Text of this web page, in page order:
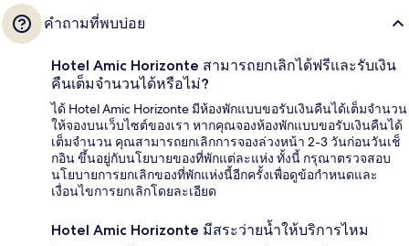
คำถามที่พบบ่อย
Hotel Amic Horizonte สามารถยกเลิกได้ฟรีและรับเงิน
คืนเต็มจำนวนได้หรือไม่?
ได้ Hotel Amic Horizonte มีห้องพักแบบขอรับเงินคืนได้เต็มจำนวน
ให้จองบนเว็บไซต์ของเรา หากคุณจองห้องพักแบบขอรับเงินคืนได้
เต็มจำนวน คุณสามารถยกเลิกการจองล่วงหน้า 2-3 วันก่อนวันเช็
กอิน ขึ้นอยู่กับนโยบายของที่พักแต่ละแห่ง ทั้งนี้ กรุณาตรวจสอบ
นโยบายการยกเลิกของที่พักแห่งนี้อีกครั้งเพื่อดูข้อกำหนดและ
เงื่อนไขการยกเลิกโดยละเอียด
Hotel Amic Horizonte มีสระว่ายน้ำให้บริการไหม